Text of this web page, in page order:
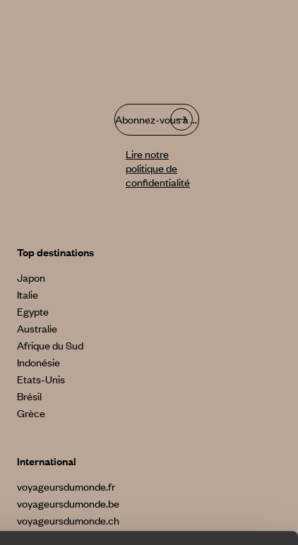
Abonnez-vous à notre infolettre
Lire notre
politique de
confidentialité
Top destinations
Japon
Italie
Egypte
Australie
Afrique du Sud
Indonésie
Etats-Unis
Brésil
Grèce
International
voyageursdumonde.fr
voyageursdumonde.be
voyageursdumonde.ch